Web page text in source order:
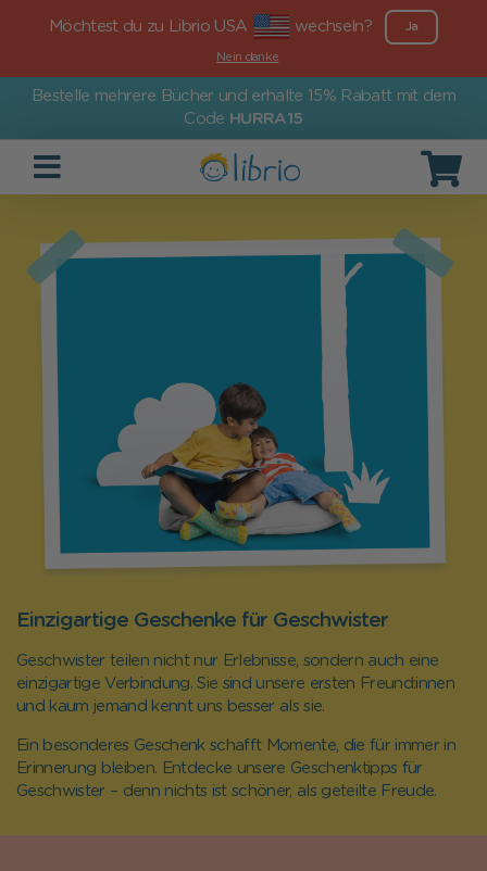
Möchtest du zu Librio USA wechseln? Ja
Nein danke
Bestelle mehrere Bücher und erhalte 15% Rabatt mit dem
Code HURRA15
Einzigartige Geschenke für Geschwister
Geschwister teilen nicht nur Erlebnisse, sondern auch eine
einzigartige Verbindung. Sie sind unsere ersten Freund:innen
und kaum jemand kennt uns besser als sie.
Ein besonderes Geschenk schafft Momente, die für immer in
Erinnerung bleiben. Entdecke unsere Geschenktipps für
Geschwister – denn nichts ist schöner, als geteilte Freude.